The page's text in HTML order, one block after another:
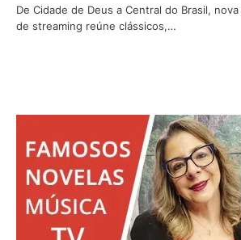
De Cidade de Deus a Central do Brasil,
de streaming reúne clássicos,…